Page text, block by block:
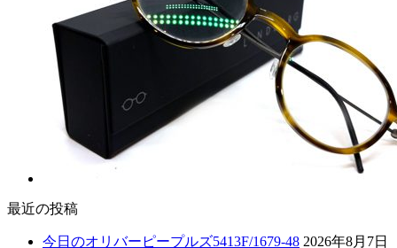
最近の投稿
今日のオリバーピープルズ5413F/1679-48 2026年8月7日